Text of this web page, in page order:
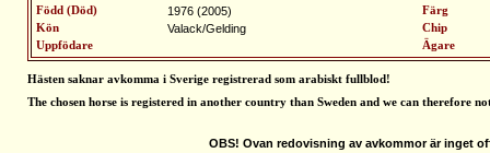
Född (Död)
1976 (2005)
Färg
Kön
Valack/Gelding
Chip
Uppfödare
Ägare
Hästen saknar avkomma i Sverige registrerad som arabiskt fullblod !
The chosen horse is registered in another country than Sweden and we can therefore
OBS! Ovan redovisning av avkommor är inget